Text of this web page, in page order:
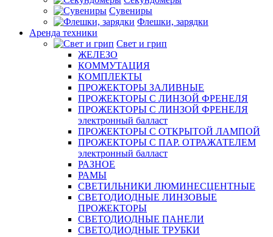
Сувениры
Флешки, зарядки
Аренда техники
Свет и грип
ЖЕЛЕЗО
КОММУТАЦИЯ
КОМПЛЕКТЫ
ПРОЖЕКТОРЫ ЗАЛИВНЫЕ
ПРОЖЕКТОРЫ С ЛИНЗОЙ ФРЕНЕЛЯ
ПРОЖЕКТОРЫ С ЛИНЗОЙ ФРЕНЕЛЯ
электронный балласт
ПРОЖЕКТОРЫ С ОТКРЫТОЙ ЛАМПОЙ
ПРОЖЕКТОРЫ С ПАР. ОТРАЖАТЕЛЕМ
электронный балласт
РАЗНОЕ
РАМЫ
СВЕТИЛЬНИКИ ЛЮМИНЕСЦЕНТНЫЕ
СВЕТОДИОДНЫЕ ЛИНЗОВЫЕ
ПРОЖЕКТОРЫ
СВЕТОДИОДНЫЕ ПАНЕЛИ
СВЕТОДИОДНЫЕ ТРУБКИ